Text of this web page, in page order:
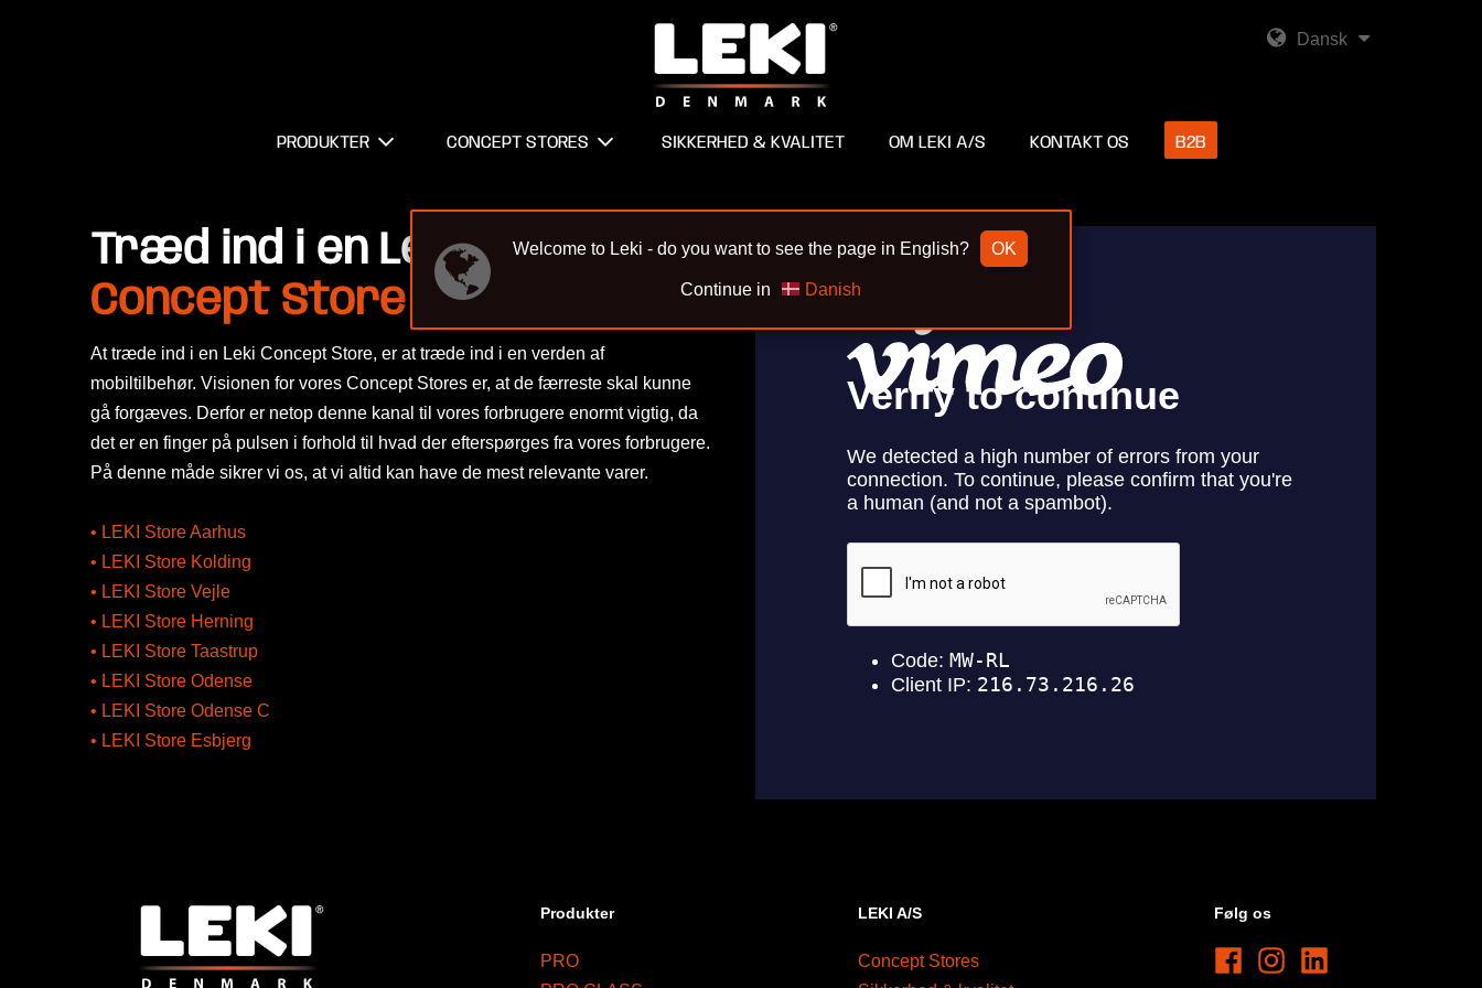
Welcome to Leki - do you want to see the page in English? OK
Continue in Danish
Træd ind i en Leki
Concept Store
At træde ind i en Leki Concept Store, er at træde ind i en verden af
mobiltilbehør. Visionen for vores Concept Stores er, at de færreste skal kunne
gå forgæves. Derfor er netop denne kanal til vores forbrugere enormt vigtig, da
det er en finger på pulsen i forhold til hvad der efterspørges fra vores forbrugere.
På denne måde sikrer vi os, at vi altid kan have de mest relevante varer.
• LEKI Store Aarhus
• LEKI Store Kolding
• LEKI Store Vejle
• LEKI Store Herning
• LEKI Store Taastrup
• LEKI Store Odense
• LEKI Store Odense C
• LEKI Store Esbjerg
Produkter
PRO
LEKI A/S
Concept Stores
Følg os
PRODUKTER CONCEPT STORES SIKKERHED & KVALITET OM LEKI A/S KONTAKT OS B2B
Dansk